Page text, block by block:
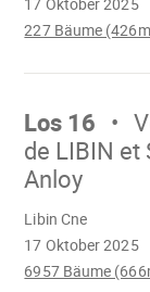
227 Bäume
Mach
Los 16
de LIBIN et
Anloy
17 Oktober 2025
Libin Cne
6957 Bäume